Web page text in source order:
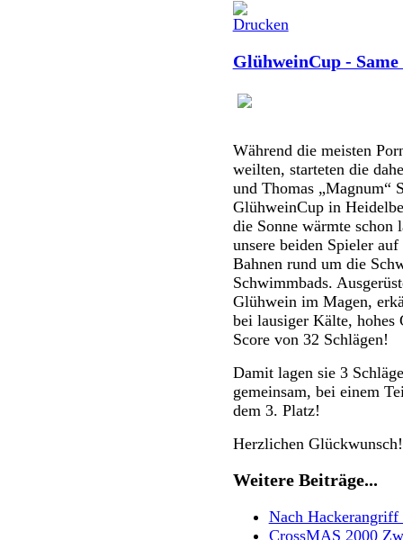
GlühweinCup -
Während die meisten
weilten, starteten die
und Thomas „Magnum“
GlühweinCup in
die Sonne wärmte schon
unsere beiden Spieler
Bahnen rund um die
Schwimmbads.
Glühwein im Magen,
bei lausiger Kälte, hohes
Score von 32 Schlägen!
Damit lagen sie 3
gemeinsam, bei einem
dem 3. Platz!
Herzlichen Glückwunsch!
Weitere Beiträge...
Nach
CrossMAS 2000